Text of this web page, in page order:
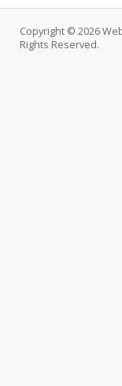
Copyright © 2026
Rights Reserved.